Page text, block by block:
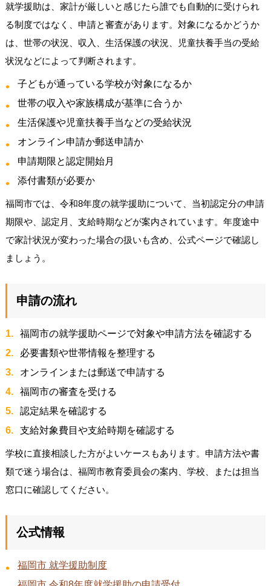
就学援助は、家計が厳しいと感じたら誰でも自動的に受けられ
る制度ではなく、申請と審査があります。対象になるかどうか
は、世帯の状況、収入、生活保護の状況、児童扶養手当の受給
状況などによって判断されます。
子どもが通っている学校が対象になるか
世帯の収入や家族構成が基準に合うか
生活保護や児童扶養手当などの受給状況
オンライン申請か郵送申請か
申請期限と認定開始月
添付書類が必要か
福岡市では、令和8年度の就学援助について、当初認定分の申請
期限や、認定月、支給時期などが案内されています。年度途中
で家計状況が変わった場合の扱いも含め、公式ページで確認し
ましょう。
申請の流れ
福岡市の就学援助ページで対象や申請方法を確認する
必要書類や世帯情報を整理する
オンラインまたは郵送で申請する
福岡市の審査を受ける
認定結果を確認する
支給対象費目や支給時期を確認する
学校に直接相談した方がよいケースもあります。申請方法や書
類で迷う場合は、福岡市教育委員会の案内、学校、または担当
窓口に確認してください。
公式情報
福岡市 就学援助制度